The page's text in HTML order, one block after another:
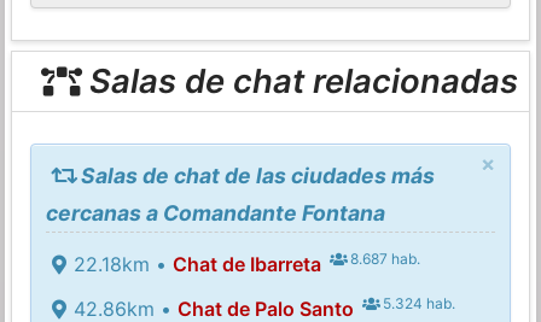
Salas de chat relacionadas
×
Salas de chat de las ciudades más
cercanas a Comandante Fontana
22.18km • Chat de Ibarreta 8.687 hab.
42.86km • Chat de Palo Santo 5.324 hab.